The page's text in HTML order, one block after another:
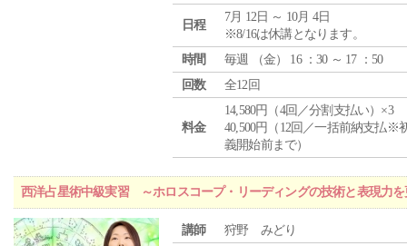
日程
7月 12日 ～ 10月 4日
※8/16は休講となります。
時間
毎週 （金） 16 ：30 ～ 17 ：50
回数
全12回
料金
14,580円（4回／分割支払い）×3
40,500円（12回／一括前納支払※
義開始前まで）
西洋占星術中級実習 ～ホロスコープ・リーディングの技術と表現力
講師 狩野 みどり